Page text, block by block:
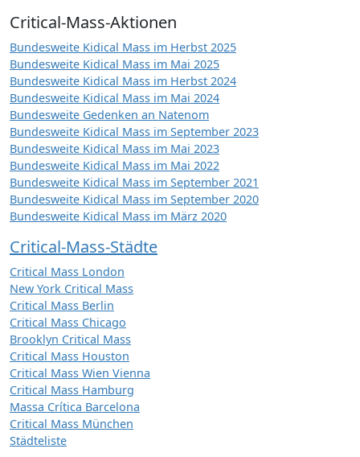
Critical-Mass-Aktionen
Bundesweite Kidical Mass im Herbst 2025
Bundesweite Kidical Mass im Mai 2025
Bundesweite Kidical Mass im Herbst 2024
Bundesweite Kidical Mass im Mai 2024
Bundesweite Gedenken an Natenom
Bundesweite Kidical Mass im September 2023
Bundesweite Kidical Mass im Mai 2023
Bundesweite Kidical Mass im Mai 2022
Bundesweite Kidical Mass im September 2021
Bundesweite Kidical Mass im September 2020
Bundesweite Kidical Mass im März 2020
Critical-Mass-Städte
Critical Mass London
New York Critical Mass
Critical Mass Berlin
Critical Mass Chicago
Brooklyn Critical Mass
Critical Mass Houston
Critical Mass Wien Vienna
Critical Mass Hamburg
Massa Crítica Barcelona
Critical Mass München
Städteliste